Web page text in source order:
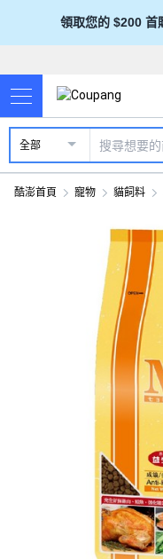
領取您的 $200 首
全部
酷澎首頁 寵物 貓飼料